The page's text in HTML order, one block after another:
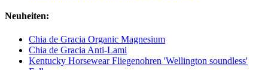
Neuheiten:
Chia de Gracia Organic Magnesium
Chia de Gracia Anti-Lami
Kentucky Horsewear Fliegenohren 'Wellington soundless'